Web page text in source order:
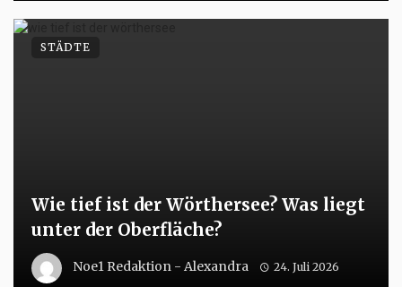
Wie tief ist der Wörthersee? Was liegt
unter der Oberfläche?
Noe1 Redaktion - Alexandra 24. Juli 2026
STÄDTE